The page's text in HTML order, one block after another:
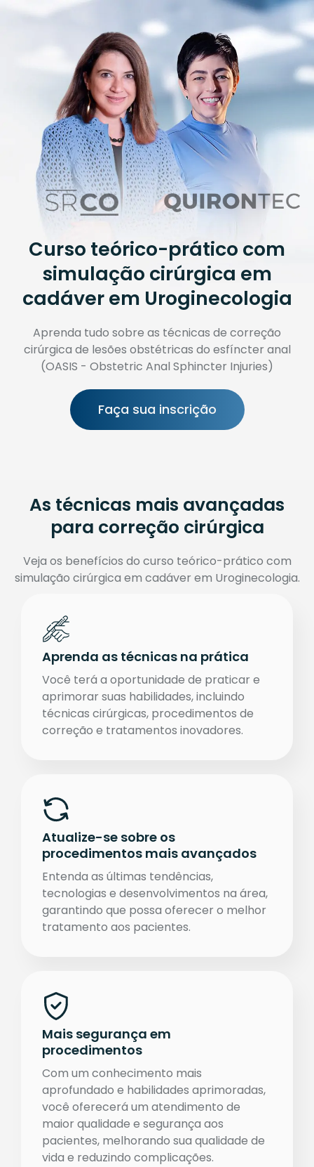
Curso teórico-prático com
simulação cirúrgica em
cadáver em Uroginecologia
Aprenda tudo sobre as técnicas de correção
cirúrgica de lesões obstétricas do esfíncter anal
(OASIS - Obstetric Anal Sphincter Injuries)
Faça sua inscrição
As técnicas mais avançadas
para correção cirúrgica
Veja os benefícios do curso teórico-prático com
simulação cirúrgica em cadáver em Uroginecologia.
Aprenda as técnicas na prática
Você terá a oportunidade de praticar e
aprimorar suas habilidades, incluindo
técnicas cirúrgicas, procedimentos de
correção e tratamentos inovadores.
Atualize-se sobre os
procedimentos mais avançados
Entenda as últimas tendências,
tecnologias e desenvolvimentos na área,
garantindo que possa oferecer o melhor
tratamento aos pacientes.
Mais segurança em
procedimentos
Com um conhecimento mais
aprofundado e habilidades aprimoradas,
você oferecerá um atendimento de
maior qualidade e segurança aos
pacientes, melhorando sua qualidade de
vida e reduzindo complicações.